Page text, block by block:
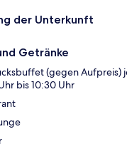
der Unterkunft
Getränke
(gegen Aufpreis)
bis 10:30 Uhr